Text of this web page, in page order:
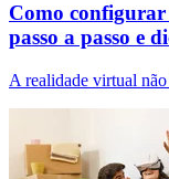
Como configurar
passo a passo e
A realidade virtual